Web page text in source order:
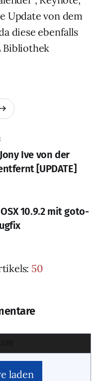
Update von dem
diese ebenfalls
Bibliothek
Ive von der
[UPDATE]
10.9.2 mit goto-
50
laden